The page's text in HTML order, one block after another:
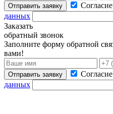
Отправить заявку
данных
Заказать
обратный звонок
Заполните форму обратной
вами!
Отправить заявку
данных